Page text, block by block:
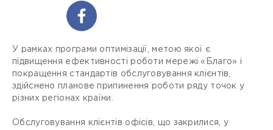
У рамках програми оптимізації, метою якої є
підвищення ефективності роботи мережі «Благо» і
покращення стандартів обслуговування клієнтів,
здійснено планове припинення роботи ряду точок у
різних регіонах країни.
Обслуговування клієнтів офісів, що закрилися, у